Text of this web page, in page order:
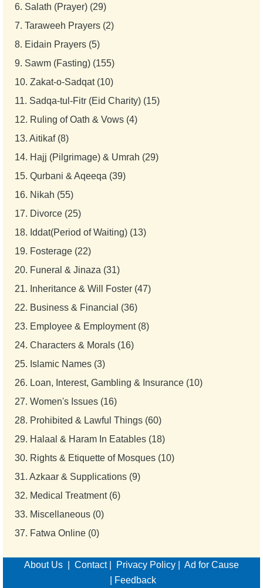
6. Salath (Prayer) (29)
7. Taraweeh Prayers (2)
8. Eidain Prayers (5)
9. Sawm (Fasting) (155)
10. Zakat-o-Sadqat (10)
11. Sadqa-tul-Fitr (Eid Charity) (15)
12. Ruling of Oath & Vows (4)
13. Aitikaf (8)
14. Hajj (Pilgrimage) & Umrah (29)
15. Qurbani & Aqeeqa (39)
16. Nikah (55)
17. Divorce (25)
18. Iddat(Period of Waiting) (13)
19. Fosterage (22)
20. Funeral & Jinaza (31)
21. Inheritance & Will Foster (47)
22. Business & Financial (36)
23. Employee & Employment (8)
24. Characters & Morals (16)
25. Islamic Names (3)
26. Loan, Interest, Gambling & Insurance (10)
27. Women's Issues (16)
28. Prohibited & Lawful Things (60)
29. Halaal & Haram In Eatables (18)
30. Rights & Etiquette of Mosques (10)
31. Azkaar & Supplications (9)
32. Medical Treatment (6)
33. Miscellaneous (0)
37. Fatwa Online (0)
About Us Contact| Privacy Policy
Ad for Cause
Feedback